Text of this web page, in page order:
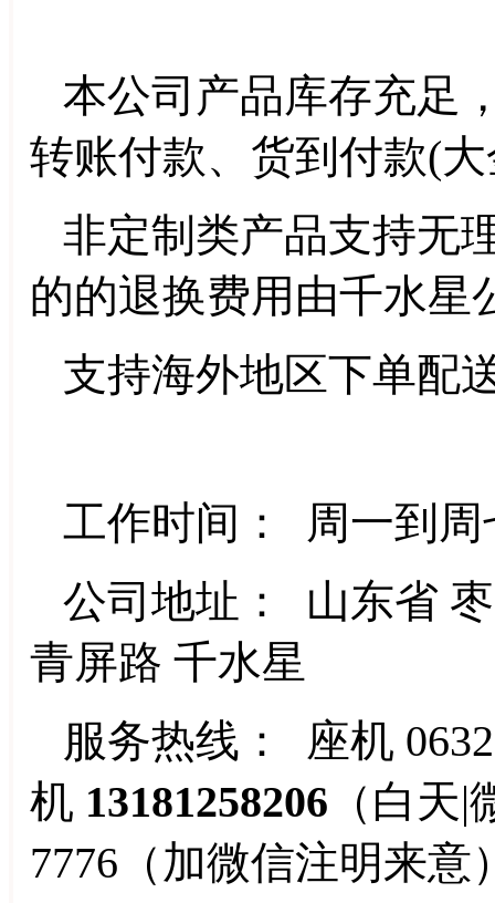
本公司产品库存充足
转账付款、货到付款(
非定制类产品支持无
的的退换费用由千水星
支持海外地区下单配
工作时间： 周一到周
公司地址： 山东省
青屏路 千水星
服务热线： 座机
机 13181258206 （白
7776（加微信注明来意